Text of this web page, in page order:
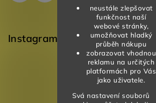
neustále zlepšovat
funkčnost naší
webové stránky,
umožňovat hladký
průběh nákupu
zobrazovat vhodnou
reklamu na určitých
platformách pro Vás
jako uživatele.
Svá nastavení souborů
Instagram